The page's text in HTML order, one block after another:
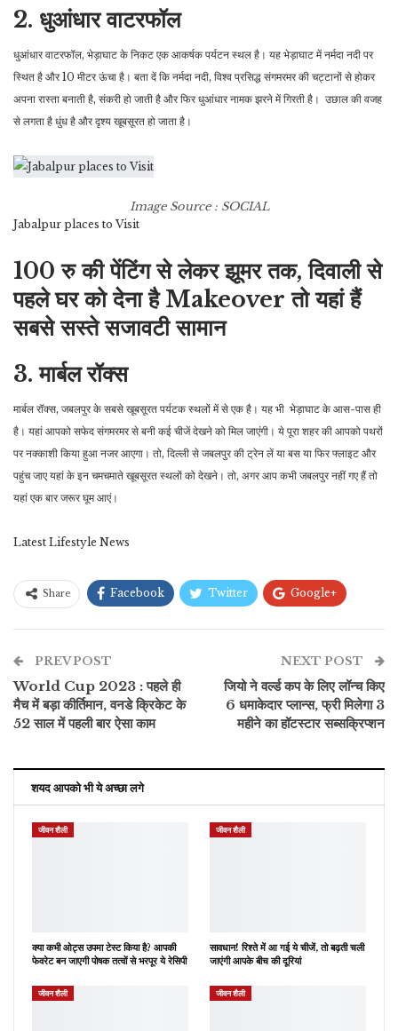
2. धुआंधार वाटरफॉल
धुआंधार वाटरफॉल, भेड़ाघाट के निकट एक आकर्षक पर्यटन स्थल है। यह भेड़ाघाट में नर्मदा नदी पर
स्थित है और 10 मीटर ऊंचा है। बता दें कि नर्मदा नदी, विश्व प्रसिद्ध संगमरमर की चट्टानों से होकर
अपना रास्ता बनाती है, संकरी हो जाती है और फिर धुआंधार नामक झरने में गिरती है। उछाल की वजह
से लगता है धुंध है और दृश्य खूबसूरत हो जाता है।
Image Source : SOCIAL
Jabalpur places to Visit
100 रु की पेंटिंग से लेकर झूमर तक, दिवाली से
पहले घर को देना है Makeover तो यहां हैं
सबसे सस्ते सजावटी सामान
3. मार्बल रॉक्स
मार्बल रॉक्स, जबलपुर के सबसे खूबसूरत पर्यटक स्थलों में से एक है। यह भी भेड़ाघाट के आस-पास ही
है। यहां आपको सफेद संगमरमर से बनी कई चीजें देखने को मिल जाएंगी। ये पूरा शहर की आपको पथरों
पर नक्काशी किया हुआ नजर आएगा। तो, दिल्ली से जबलपुर की ट्रेन लें या बस या फिर फ्लाइट और
पहुंच जाए यहां के इन चमचमाते खूबसूरत स्थलों को देखने। तो, अगर आप कभी जबलपुर नहीं गए हैं तो
यहां एक बार जरूर घूम आएं।
Latest Lifestyle News
Share Facebook Twitter Google+
ईमेल
PREV POST
World Cup 2023 : पहले ही
मैच में बड़ा कीर्तिमान, वनडे क्रिकेट के
52 साल में पहली बार ऐसा काम
NEXT POST
जियो ने वर्ल्ड कप के लिए लॉन्च किए
6 धमाकेदार प्लान्स, फ्री मिलेगा 3
महीने का हॉटस्टार सब्सक्रिप्शन
शयद आपको भी ये अच्छा लगे
जीवन शैली
क्या कभी ओट्स उपमा टेस्ट किया है? आपकी
फेवरेट बन जाएगी पोषक तत्वों से भरपूर ये रेसिपी
जीवन शैली
सावधान! रिश्ते में आ गई ये चीजें, तो बढ़ती चली
जाएंगी आपके बीच की दूरियां
जीवन शैली जीवन शैली